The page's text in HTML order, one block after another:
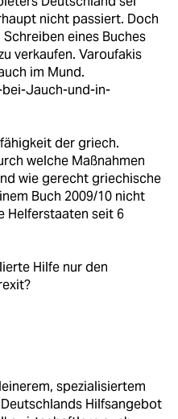
nicht passiert. Doch
eines Buches
verkaufen. Varoufakis
im Mund.
Jauch-und-in-
der griech.
welche Maßnahmen
wie gerecht griechische
Buch 2009/10 nicht
Helferstaaten seit 6
Hilfe nur den
spezialisiertem
Hilfsangebot